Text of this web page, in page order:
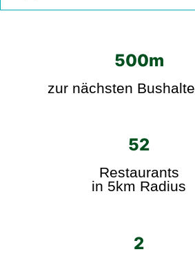
500m
zur nächsten
52
Restaurants
in 5km Radius
2